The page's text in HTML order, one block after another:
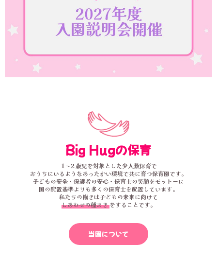
Big Hugの保育
１〜２歳児を対象とした少人数保育で
おうちにいるようなあったかい環境で共に育つ保育園です。
子どもの安全・保護者の安心・保育士の笑顔をモットーに
国の配置基準よりも多くの保育士を配置しています。
私たちの働きは子どもの未来に向けて
しあわせの種まきをすることです。
当園について